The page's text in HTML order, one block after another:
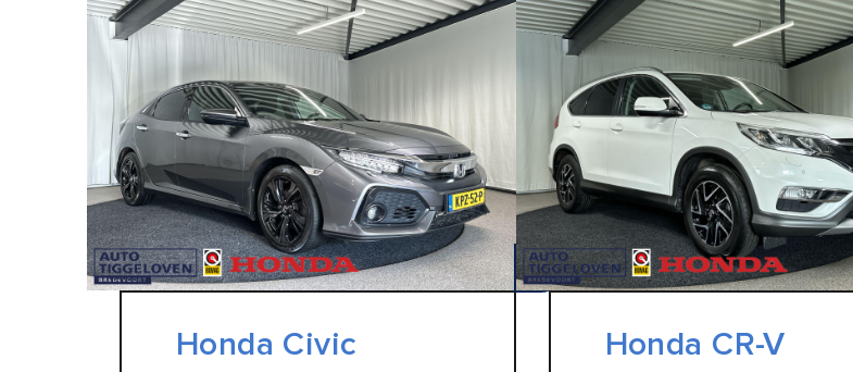
Honda Civic Honda CR-V